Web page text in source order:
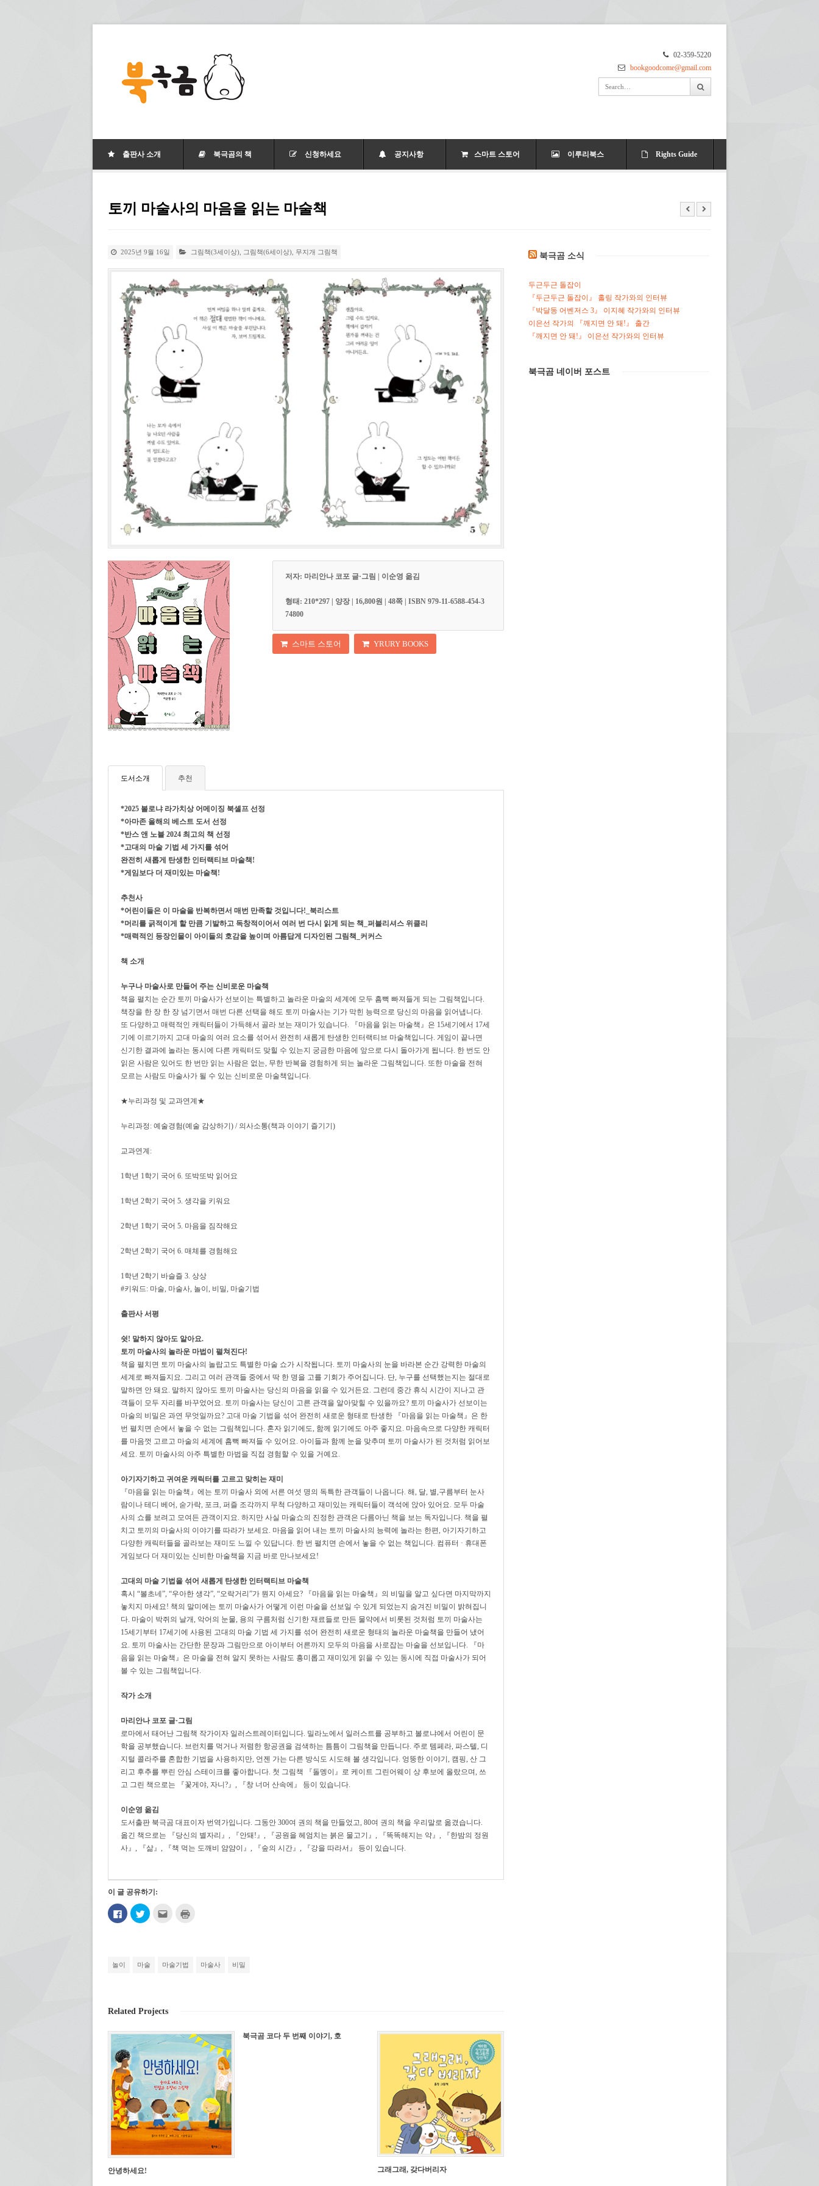
02-359-5220
bookgoodcome@gmail.com
출판사 소개 북극곰의 책 신청하세요 공지사항 스마트 스토어 이루리북스 Rights Guide
토끼 마술사의 마음을 읽는 마술책
2025년 9월 16일 그림책(3세이상) 그림책(6세이상) 무지개 그림책
저자: 마리안나 코포 글·그림 | 이순영 옮김
형태: 210*297 | 양장 | 16,800원 | 48쪽 | ISBN 979-11-6588-454-3
74800
스마트 스토어 YRURY BOOKS
도서소개 추천
*2025 볼로냐 라가치상 어메이징 북셸프 선정
*아마존 올해의 베스트 도서 선정
*반스 앤 노블 2024 최고의 책 선정
*고대의 마술 기법 세 가지를 섞어
완전히 새롭게 탄생한 인터랙티브 마술책!
*게임보다 더 재미있는 마술책!
추천사
*어린이들은 이 마술을 반복하면서 매번 만족할 것입니다!_북리스트
*머리를 긁적이게 할 만큼 기발하고 독창적이어서 여러 번 다시 읽게 되는 책_퍼블리셔스 위클리
*매력적인 등장인물이 아이들의 호감을 높이며 아름답게 디자인된 그림책_커커스
책 소개
누구나 마술사로 만들어 주는 신비로운 마술책
책을 펼치는 순간 토끼 마술사가 선보이는 특별하고 놀라운 마술의 세계에 모두 흠뻑 빠져들게 되는 그림책입니다.
책장을 한 장 한 장 넘기면서 매번 다른 선택을 해도 토끼 마술사는 기가 막힌 능력으로 당신의 마음을 읽어냅니다.
또 다양하고 매력적인 캐릭터들이 가득해서 골라 보는 재미가 있습니다. 『마음을 읽는 마술책』은 15세기에서 17세
기에 이르기까지 고대 마술의 여러 요소를 섞어서 완전히 새롭게 탄생한 인터랙티브 마술책입니다. 게임이 끝나면
신기한 결과에 놀라는 동시에 다른 캐릭터도 맞힐 수 있는지 궁금한 마음에 앞으로 다시 돌아가게 됩니다. 한 번도 안
읽은 사람은 있어도 한 번만 읽는 사람은 없는, 무한 반복을 경험하게 되는 놀라운 그림책입니다. 또한 마술을 전혀
모르는 사람도 마술사가 될 수 있는 신비로운 마술책입니다.
★누리과정 및 교과연계★
누리과정: 예술경험(예술 감상하기) / 의사소통(책과 이야기 즐기기)
교과연계:
1학년 1학기 국어 6. 또박또박 읽어요
1학년 2학기 국어 5. 생각을 키워요
2학년 1학기 국어 5. 마음을 짐작해요
2학년 2학기 국어 6. 매체를 경험해요
1학년 2학기 바슬즐 3. 상상
#키워드: 마술, 마술사, 놀이, 비밀, 마술기법
출판사 서평
쉿! 말하지 않아도 알아요.
토끼 마술사의 놀라운 마법이 펼쳐진다!
책을 펼치면 토끼 마술사의 놀랍고도 특별한 마술 쇼가 시작됩니다. 토끼 마술사의 눈을 바라본 순간 강력한 마술의
세계로 빠져들지요. 그리고 여러 관객들 중에서 딱 한 명을 고를 기회가 주어집니다. 단, 누구를 선택했는지는 절대로
말하면 안 돼요. 말하지 않아도 토끼 마술사는 당신의 마음을 읽을 수 있거든요. 그런데 중간 휴식 시간이 지나고 관
객들이 모두 자리를 바꾸었어요. 토끼 마술사는 당신이 고른 관객을 알아맞힐 수 있을까요? 토끼 마술사가 선보이는
마술의 비밀은 과연 무엇일까요? 고대 마술 기법을 섞어 완전히 새로운 형태로 탄생한 『마음을 읽는 마술책』은 한
번 펼치면 손에서 놓을 수 없는 그림책입니다. 혼자 읽기에도, 함께 읽기에도 아주 좋지요. 마음속으로 다양한 캐릭터
를 마음껏 고르고 마술의 세계에 흠뻑 빠져들 수 있어요. 아이들과 함께 눈을 맞추며 토끼 마술사가 된 것처럼 읽어보
세요. 토끼 마술사의 아주 특별한 마법을 직접 경험할 수 있을 거예요.
아기자기하고 귀여운 캐릭터를 고르고 맞히는 재미
『마음을 읽는 마술책』에는 토끼 마술사 외에 서른 여섯 명의 독특한 관객들이 나옵니다. 해, 달, 별,구름부터 눈사
람이나 테디 베어, 숟가락, 포크, 퍼즐 조각까지 무척 다양하고 재미있는 캐릭터들이 객석에 앉아 있어요. 모두 마술
사의 쇼를 보려고 모여든 관객이지요. 하지만 사실 마술쇼의 진정한 관객은 다름아닌 책을 보는 독자입니다. 책을 펼
치고 토끼의 마술사의 이야기를 따라가 보세요. 마음을 읽어 내는 토끼 마술사의 능력에 놀라는 한편, 아기자기하고
다양한 캐릭터들을 골라보는 재미도 느낄 수 있답니다. 한 번 펼치면 손에서 놓을 수 없는 책입니다. 컴퓨터 · 휴대폰
게임보다 더 재미있는 신비한 마술책을 지금 바로 만나보세요!
고대의 마술 기법을 섞어 새롭게 탄생한 인터랙티브 마술책
혹시 “볼초네”, “우아한 생각”, “오락거리”가 뭔지 아세요? 『마음을 읽는 마술책』의 비밀을 알고 싶다면 마지막까지
놓치지 마세요! 책의 말미에는 토끼 마술사가 어떻게 이런 마술을 선보일 수 있게 되었는지 숨겨진 비밀이 밝혀집니
다. 마술이 박쥐의 날개, 악어의 눈물, 용의 구름처럼 신기한 재료들로 만든 물약에서 비롯된 것처럼 토끼 마술사는
15세기부터 17세기에 사용된 고대의 마술 기법 세 가지를 섞어 완전히 새로운 형태의 놀라운 마술책을 만들어 냈어
요. 토끼 마술사는 간단한 문장과 그림만으로 아이부터 어른까지 모두의 마음을 사로잡는 마술을 선보입니다. 『마
음을 읽는 마술책』은 마술을 전혀 알지 못하는 사람도 흥미롭고 재미있게 읽을 수 있는 동시에 직접 마술사가 되어
볼 수 있는 그림책입니다.
작가 소개
마리안나 코포 글·그림
로마에서 태어난 그림책 작가이자 일러스트레이터입니다. 밀라노에서 일러스트를 공부하고 볼로냐에서 어린이 문
학을 공부했습니다. 브런치를 먹거나 저렴한 항공권을 검색하는 틈틈이 그림책을 만듭니다. 주로 템페라, 파스텔, 디
지털 콜라주를 혼합한 기법을 사용하지만, 언젠 가는 다른 방식도 시도해 볼 생각입니다. 엉뚱한 이야기, 캠핑, 산 그
리고 후추를 뿌린 안심 스테이크를 좋아합니다. 첫 그림책 『돌멩이』로 케이트 그린어웨이 상 후보에 올랐으며, 쓰
고 그린 책으로는 『꽃게야, 자니?』, 『창 너머 산속에』 등이 있습니다.
이순영 옮김
도서출판 북극곰 대표이자 번역가입니다. 그동안 300여 권의 책을 만들었고, 80여 권의 책을 우리말로 옮겼습니다.
옮긴 책으로는 『당신의 별자리』, 『안돼!』, 『공원을 헤엄치는 붉은 물고기』, 『똑똑해지는 약』, 『한밤의 정원
사』, 『삶』, 『책 먹는 도깨비 얌얌이』, 『숲의 시간』, 『강을 따라서』 등이 있습니다.
이 글 공유하기:
페
이
하
려
요.
에
서
열
림)
트
위
기
(새
림)
편
으
열
림)
놀이 마술 마술기법 마술사 비밀
Related Projects
안녕하세요!
북극곰 코다 두 번째 이야기, 호
그래그래, 갖다버리자
북극곰 소식
두근두근 돌잡이
『두근두근 돌잡이』 홀링 작가와의 인터뷰
『박달동 어벤저스 3』 이지혜 작가와의 인터뷰
이은선 작가의 『깨지면 안 돼!』 출간
『깨지면 안 돼!』 이은선 작가와의 인터뷰
북극곰 네이버 포스트